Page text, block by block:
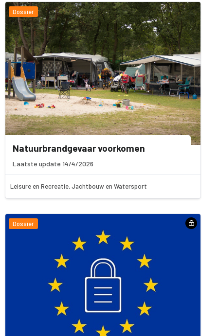
Dossier
Natuurbrandgevaar voorkomen
Laatste update 14/4/2026
Leisure en Recreatie, Jachtbouw en Watersport
Dossier